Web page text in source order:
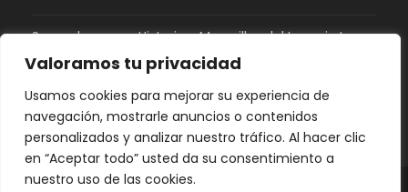
Valoramos tu privacidad
Usamos cookies para mejorar su experiencia de
navegación, mostrarle anuncios o contenidos
personalizados y analizar nuestro tráfico. Al hacer clic
en “Aceptar todo” usted da su consentimiento a
nuestro uso de las cookies.
Sacsayhuaman: Historia y Maravillas del Imperio Inca
en Perú
¿Qué tiene de bonito Perú?